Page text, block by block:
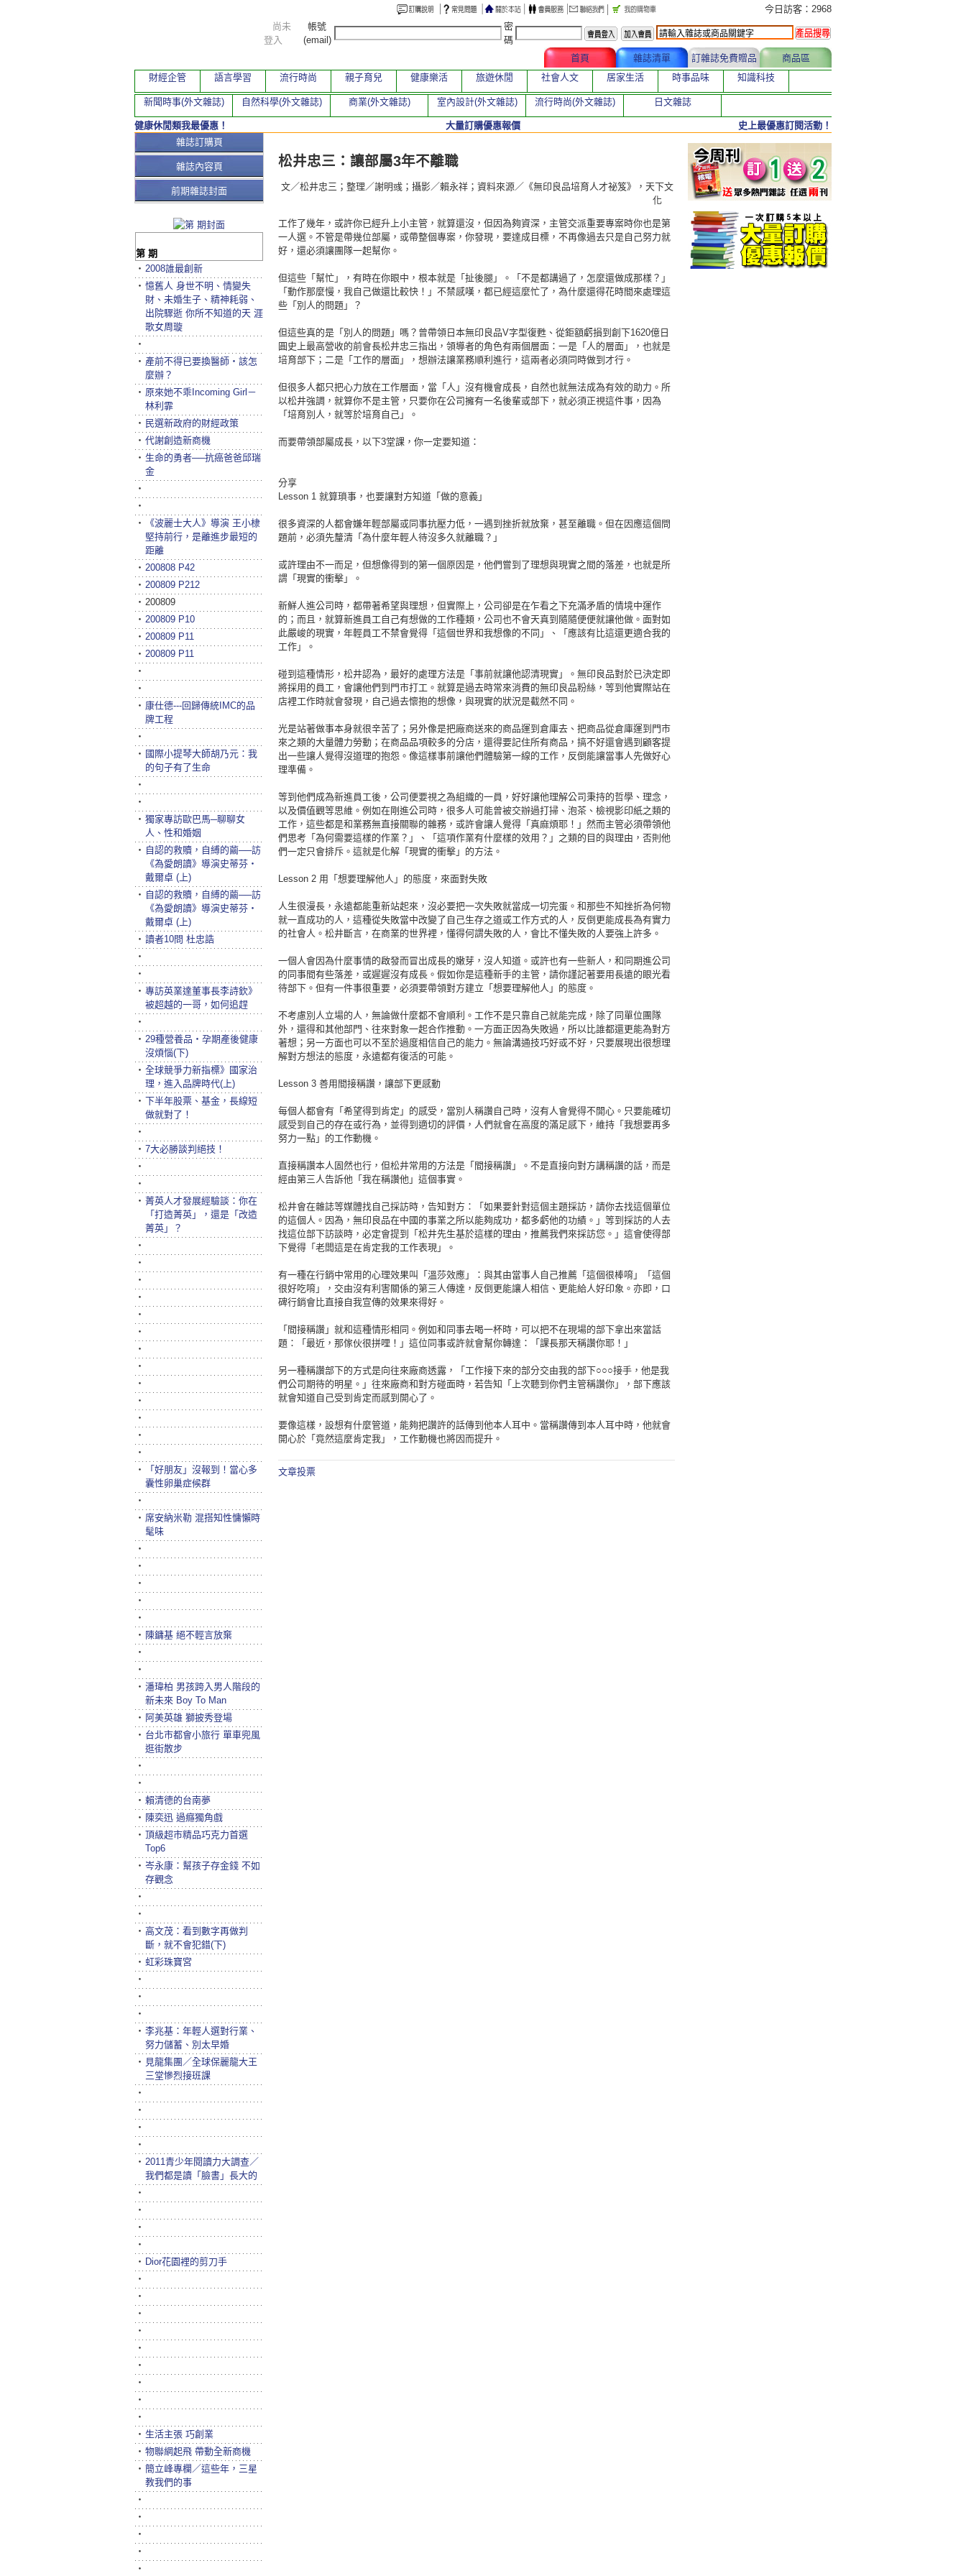
本期文章
松井忠三：讓部屬3年不離職
文／松井忠三；整理／謝明彧；攝影／賴永祥；資料來源／《無印良品培育人才祕笈》，天下文
化
工作了幾年，或許你已經升上小主管，就算還沒，但因為夠資深，主管交派重要專案時你也是第
一人選。不管是帶幾位部屬，或帶整個專案，你發現，要達成目標，不再像過去只是自己努力就
好，還必須讓團隊一起幫你。
但這些「幫忙」，有時在你眼中，根本就是「扯後腿」。「不是都講過了，怎麼還做成那樣？」
「動作那麼慢，我自己做還比較快！」不禁感嘆，都已經這麼忙了，為什麼還得花時間來處理這
些「別人的問題」？
但這些真的是「別人的問題」嗎？曾帶領日本無印良品V字型復甦、從鉅額虧損到創下1620億日
圓史上最高營收的前會長松井忠三指出，領導者的角色有兩個層面：一是「人的層面」，也就是
培育部下；二是「工作的層面」，想辦法讓業務順利進行，這兩者必須同時做到才行。
但很多人都只把心力放在工作層面，當「人」沒有機會成長，自然也就無法成為有效的助力。所
以松井強調，就算你不是主管，只要你在公司擁有一名後輩或部下，就必須正視這件事，因為
「培育別人，就等於培育自己」。
而要帶領部屬成長，以下3堂課，你一定要知道：
分享
Lesson 1 就算瑣事，也要讓對方知道「做的意義」
很多資深的人都會嫌年輕部屬或同事抗壓力低，一遇到挫折就放棄，甚至離職。但在因應這個問
題前，必須先釐清「為什麼年輕人待沒多久就離職？」
或許理由不一而足，但想像得到的第一個原因是，他們嘗到了理想與現實之間的落差，也就是所
謂「現實的衝擊」。
新鮮人進公司時，都帶著希望與理想，但實際上，公司卻是在乍看之下充滿矛盾的情境中運作
的；而且，就算新進員工自己有想做的工作種類，公司也不會天真到隨隨便便就讓他做。面對如
此嚴峻的現實，年輕員工不禁會覺得「這個世界和我想像的不同」、「應該有比這還更適合我的
工作」。
碰到這種情形，松井認為，最好的處理方法是「事前就讓他認清現實」。無印良品對於已決定即
將採用的員工，會讓他們到門市打工。就算是過去時常來消費的無印良品粉絲，等到他實際站在
店裡工作時就會發現，自己過去懷抱的想像，與現實的狀況是截然不同。
光是站著做事本身就很辛苦了；另外像是把廠商送來的商品運到倉庫去、把商品從倉庫運到門市
來之類的大量體力勞動；在商品品項較多的分店，還得要記住所有商品，搞不好還會遇到顧客提
出一些讓人覺得沒道理的抱怨。像這樣事前讓他們體驗第一線的工作，反倒能讓當事人先做好心
理準備。
等到他們成為新進員工後，公司便要視之為組織的一員，好好讓他理解公司秉持的哲學、理念，
以及價值觀等思維。例如在剛進公司時，很多人可能曾被交辦過打掃、泡茶、檢視影印紙之類的
工作，這些都是和業務無直接關聯的雜務，或許會讓人覺得「真麻煩耶！」然而主管必須帶領他
們思考「為何需要這樣的作業？」、「這項作業有什麼樣的效用？」之類的目的與理由，否則他
們一定只會排斥。這就是化解「現實的衝擊」的方法。
Lesson 2 用「想要理解他人」的態度，來面對失敗
人生很漫長，永遠都能重新站起來，沒必要把一次失敗就當成一切完蛋。和那些不知挫折為何物
就一直成功的人，這種從失敗當中改變了自己生存之道或工作方式的人，反倒更能成長為有實力
的社會人。松井斷言，在商業的世界裡，懂得何謂失敗的人，會比不懂失敗的人要強上許多。
一個人會因為什麼事情的啟發而冒出成長的嫩芽，沒人知道。或許也有一些新人，和同期進公司
的同事間有些落差，或遲遲沒有成長。假如你是這種新手的主管，請你謹記著要用長遠的眼光看
待部下。但有一件事很重要，必須要帶領對方建立「想要理解他人」的態度。
不考慮別人立場的人，無論做什麼都不會順利。工作不是只靠自己就能完成，除了同單位團隊
外，還得和其他部門、往來對象一起合作推動。一方面正因為失敗過，所以比誰都還更能為對方
著想；另一方面也可以不至於過度相信自己的能力。無論溝通技巧好或不好，只要展現出很想理
解對方想法的態度，永遠都有復活的可能。
Lesson 3 善用間接稱讚，讓部下更感動
每個人都會有「希望得到肯定」的感受，當別人稱讚自己時，沒有人會覺得不開心。只要能確切
感受到自己的存在或行為，並得到適切的評價，人們就會在高度的滿足感下，維持「我想要再多
努力一點」的工作動機。
直接稱讚本人固然也行，但松井常用的方法是「間接稱讚」。不是直接向對方講稱讚的話，而是
經由第三人告訴他「我在稱讚他」這個事實。
松井會在雜誌等媒體找自己採訪時，告知對方：「如果要針對這個主題採訪，請你去找這個單位
的這個人。因為，無印良品在中國的事業之所以能夠成功，都多虧他的功績。」等到採訪的人去
找這位部下訪談時，必定會提到「松井先生基於這樣的理由，推薦我們來採訪您。」這會使得部
下覺得「老闆這是在肯定我的工作表現」。
有一種在行銷中常用的心理效果叫「溫莎效應」：與其由當事人自己推薦「這個很棒唷」「這個
很好吃唷」，交由沒有利害關係的第三人傳達，反倒更能讓人相信、更能給人好印象。亦即，口
碑行銷會比直接自我宣傳的效果來得好。
「間接稱讚」就和這種情形相同。例如和同事去喝一杯時，可以把不在現場的部下拿出來當話
題：「最近，那傢伙很拼哩！」這位同事或許就會幫你轉達：「課長那天稱讚你耶！」
另一種稱讚部下的方式是向往來廠商透露，「工作接下來的部分交由我的部下○○○接手，他是我
們公司期待的明星。」往來廠商和對方碰面時，若告知「上次聽到你們主管稱讚你」，部下應該
就會知道自己受到肯定而感到開心了。
要像這樣，設想有什麼管道，能夠把讚許的話傳到他本人耳中。當稱讚傳到本人耳中時，他就會
開心於「竟然這麼肯定我」，工作動機也將因而提升。
文章投票
雜誌訂購頁
雜誌內容頁
前期雜誌封面
第 期
‧ 2008誰最創新
‧ 憶舊人 身世不明、情變失
財、未婚生子、精神耗弱、
出院驟逝 你所不知道的天 涯
歌女周璇
‧
‧ 產前不得已要換醫師‧該怎
麼辦？
‧ 原來她不乖Incoming Girl－
林利霏
‧ 民選新政府的財經政策
‧ 代謝創造新商機
‧ 生命的勇者──抗癌爸爸邱瑞
金
‧
‧
‧
《波麗士大人》導演 王小棣
堅持前行，是離進步最短的
距離
‧ 200808 P42
‧ 200809 P212
‧ 200809
‧ 200809 P10
‧ 200809 P11
‧ 200809 P11
‧
‧
‧ 康仕德---回歸傳統IMC的品
牌工程
‧
‧ 國際小提琴大師胡乃元：我
的句子有了生命
‧
‧
‧ 獨家專訪歐巴馬─聊聊女
人、性和婚姻
‧ 自認的救贖，自縛的繭──訪
《為愛朗讀》導演史蒂芬‧
戴爾卓 (上)
‧ 自認的救贖，自縛的繭──訪
《為愛朗讀》導演史蒂芬‧
戴爾卓 (上)
‧ 讀者10問 杜忠誥
‧
‧
‧ 專訪英業達董事長李詩欽》
被超越的一哥，如何追趕
‧
‧ 29種營養品‧孕期產後健康
沒煩惱(下)
‧ 全球競爭力新指標》國家治
理，進入品牌時代(上)
‧ 下半年股票、基金，長線短
做就對了！
‧
‧ 7大必勝談判絕技！
‧
‧
‧ 菁英人才發展經驗談：你在
「打造菁英」，還是「改造
菁英」？
‧
‧
‧
‧
‧
‧
‧
‧
‧
‧
‧
‧
‧
‧
「好朋友」沒報到！當心多
囊性卵巢症候群
‧
‧ 席安納米勒 混搭知性慵懶時
髦味
‧
‧
‧
‧
‧
‧ 陳鏞基 絕不輕言放棄
‧
‧
‧ 潘瑋柏 男孩跨入男人階段的
新未來 Boy To Man
‧ 阿美英雄 獅披秀登場
‧ 台北市都會小旅行 單車兜風
逛街散步
‧
‧
‧ 賴清德的台南夢
‧ 陳奕迅 過癮獨角戲
‧ 頂級超市精品巧克力首選
Top6
‧ 岑永康：幫孩子存金錢 不如
存觀念
‧
‧
‧ 高文茂：看到數字再做判
斷，就不會犯錯(下)
‧ 虹彩珠寶宮
‧
‧
‧
‧ 李兆基：年輕人選對行業、
努力儲蓄、別太早婚
‧ 見龍集團／全球保麗龍大王
三堂慘烈接班課
‧
‧
‧
‧
‧ 2011青少年閱讀力大調查／
我們都是讀「臉書」長大的
‧
‧
‧
‧
‧ Dior花園裡的剪刀手
‧
‧
‧
‧
‧
‧
‧
‧
‧
‧ 生活主張 巧創業
‧ 物聯網起飛 帶動全新商機
‧ 簡立峰專欄／這些年，三星
教我們的事
‧
‧
‧
‧
‧
今日訪客：2968
尚未
登入
帳號
(email)
密
碼
首頁 雜誌清單 訂雜誌免費贈品
商品區
財經企管
語言學習 流行時尚 親子育兒 健康樂活 旅遊休閒 社會人文 居家生活 時事品味 知識科技
新聞時事(外文雜誌) 自然科學(外文雜誌) 商業(外文雜誌) 室內設計(外文雜誌) 流行時尚(外文雜誌) 日文雜誌
健康休閒類我最優惠！ 大量訂購優惠報價 史上最優惠訂閱活動！